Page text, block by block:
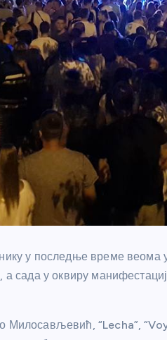
у последње време
а сада у оквиру
Милосављевић, “Lecha”,